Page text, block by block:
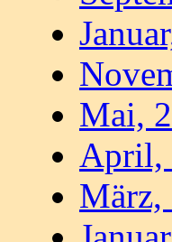
Mai,
April,
März,